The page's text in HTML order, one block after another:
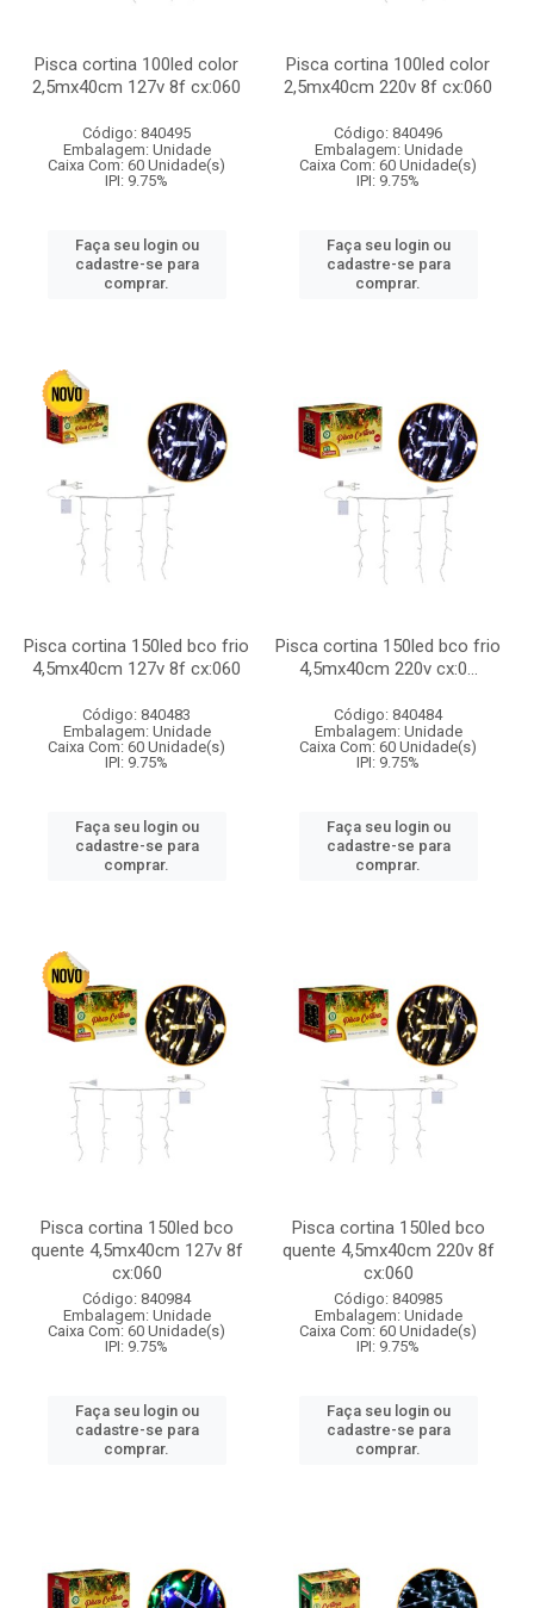
Pisca cortina 100led color
2,5mx40cm 127v 8f cx:060
Código: 840495
Embalagem: Unidade
Caixa Com: 60 Unidade(s)
IPI: 9.75%
Faça seu login ou
cadastre-se para
comprar.
Pisca cortina 100led color
2,5mx40cm 220v 8f cx:060
Código: 840496
Embalagem: Unidade
Caixa Com: 60 Unidade(s)
IPI: 9.75%
Faça seu login ou
cadastre-se para
comprar.
Pisca cortina 150led bco frio
4,5mx40cm 127v 8f cx:060
Código: 840483
Embalagem: Unidade
Caixa Com: 60 Unidade(s)
IPI: 9.75%
Faça seu login ou
cadastre-se para
comprar.
Pisca cortina 150led bco frio
4,5mx40cm 220v cx:0...
Código: 840484
Embalagem: Unidade
Caixa Com: 60 Unidade(s)
IPI: 9.75%
Faça seu login ou
cadastre-se para
comprar.
Pisca cortina 150led bco
quente 4,5mx40cm 127v 8f
cx:060
Código: 840984
Embalagem: Unidade
Caixa Com: 60 Unidade(s)
IPI: 9.75%
Faça seu login ou
cadastre-se para
comprar.
Pisca cortina 150led bco
quente 4,5mx40cm 220v 8f
cx:060
Código: 840985
Embalagem: Unidade
Caixa Com: 60 Unidade(s)
IPI: 9.75%
Faça seu login ou
cadastre-se para
comprar.